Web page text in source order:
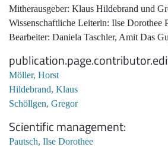
Mitherausgeber: Klaus Hildebrand und
Wissenschaftliche Leiterin: Ilse Dorothee
Bearbeiter: Daniela Taschler, Amit Das
Möller, Horst
Hildebrand, Klaus
Schöllgen, Gregor
Scientific management
Pautsch, Ilse Dorothee